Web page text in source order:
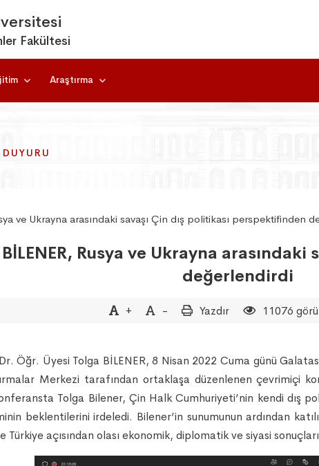
Fakültesi
Araştırma
DUYURU
DUYURU
DUYURU
Rusya ve Ukrayna
değerlendirdi
+ - Yazdır 11076
Öğr. Üyesi Tolga BİLENER, 8 Nisan 2022 Cuma günü
Merkezi tarafından ortaklaşa düzenlenen çevrimiçi
Tolga Bilener, Çin Halk Cumhuriyeti’nin kendi dış
beklentilerini irdeledi. Bilener’in sunumunun ardından
Türkiye açısından olası ekonomik, diplomatik ve siyasi